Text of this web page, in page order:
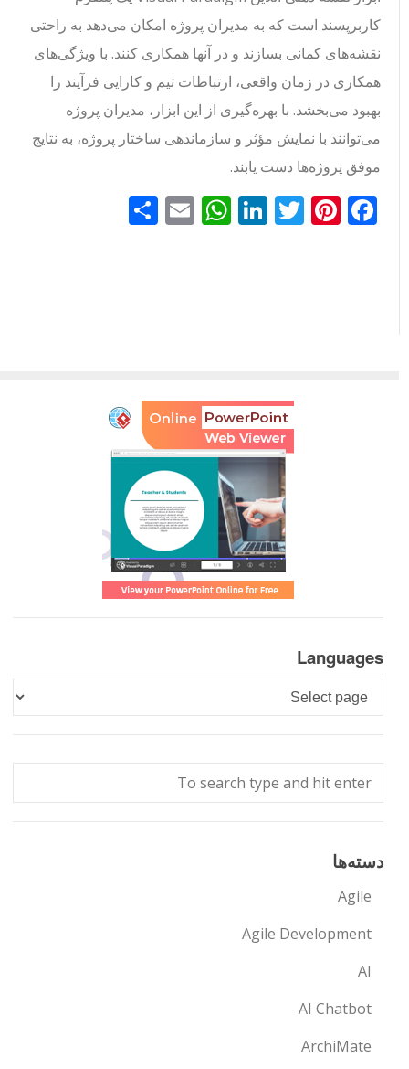
کاربرپسند است که به مدیران پروژه امکان می‌دهد به راحتی
نقشه‌های کمانی بسازند و در آنها همکاری کنند. با ویژگی‌های
همکاری در زمان واقعی، ارتباطات تیم و کارایی فرآیند را
بهبود می‌بخشد. با بهره‌گیری از این ابزار، مدیران پروژه
می‌توانند با نمایش مؤثر و سازماندهی ساختار پروژه، به نتایج
موفق پروژه‌ها دست یابند.
Facebook
Pinterest
Twitter
LinkedIn
WhatsApp
Emailاشتراک
Languages
Languages
دسته‌ها
Agile
Agile Development
AI
AI Chatbot
ArchiMate